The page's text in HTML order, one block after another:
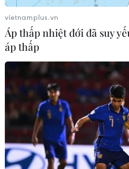
Bộ Công Thương yêu
vietnamplus.vn
Áp thấp nhiệt đới đã suy
áp thấp